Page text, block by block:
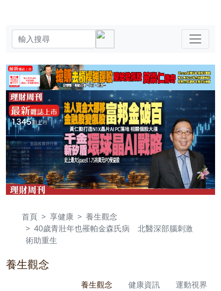
首頁 享健康
養生觀念
40歲青壯年也罹帕金森氏病 北醫深部腦刺激
術助重生
養生觀念
養生觀念 健康資訊 運動視界